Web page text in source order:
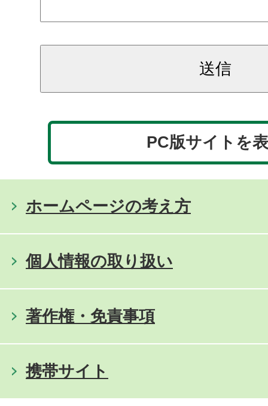
PC版サイトを
ホームページの考え方
個人情報の取り扱い
著作権・免責事項
携帯サイト